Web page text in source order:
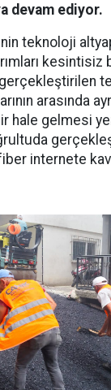
devam ediyor.
teknoloji
kesintisiz
arasında
hale gelmesi
internete